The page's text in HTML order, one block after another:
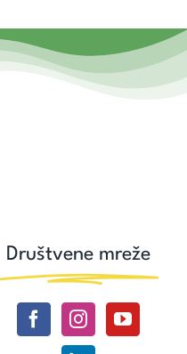
Društvene mreže